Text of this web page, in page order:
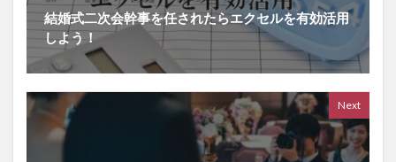
結婚式二次会幹事を任されたらエクセルを有効活用
しよう！
Next